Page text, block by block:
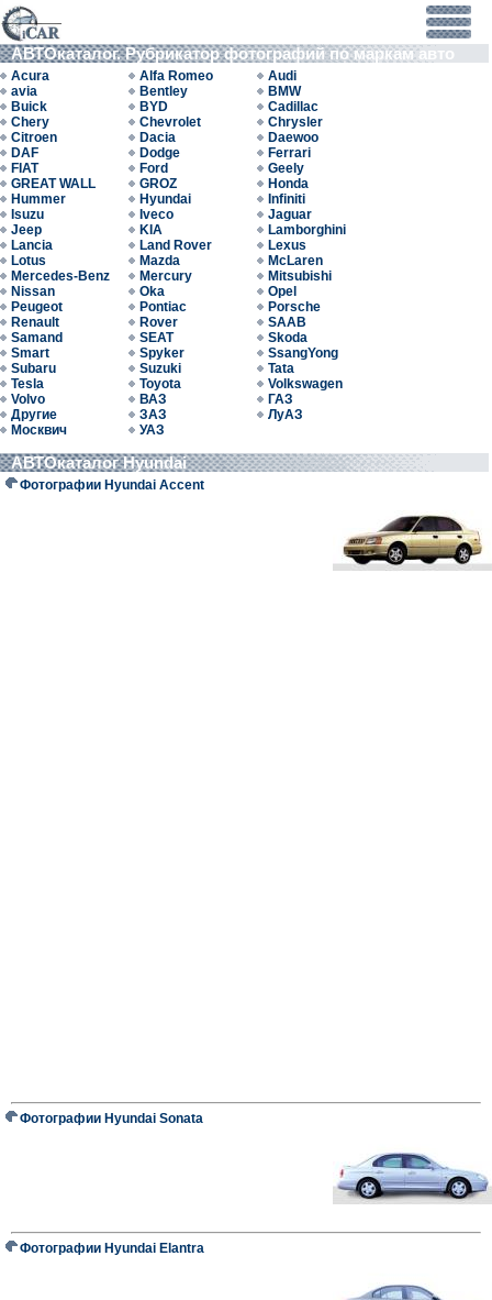
АВТОкаталог. Рубрикатор фотографий по маркам авто
Acura Alfa Romeo
Audi
avia
Bentley
BMW
Buick
BYD
Cadillac
Chery
Chevrolet
Chrysler
Citroen
Dacia
Daewoo
DAF
Dodge
Ferrari
FIAT
Ford
Geely
GREAT WALL
GROZ
Honda
Hummer
Hyundai
Infiniti
Isuzu
Iveco
Jaguar
Jeep
KIA
Lamborghini
Lancia
Land Rover
Lexus
Lotus
Mazda
McLaren
Mercedes-Benz
Mercury
Mitsubishi
Nissan
Oka
Opel
Peugeot
Pontiac
Porsche
Renault
Rover
SAAB
Samand
SEAT
Skoda
Smart
Spyker
SsangYong
Subaru
Suzuki
Tata
Tesla
Toyota
Volkswagen
Volvo
ВАЗ
ГАЗ
Другие
ЗАЗ
ЛуАЗ
Москвич
УАЗ
АВТОкаталог Hyundai
Фотографии Hyundai Accent
Фотографии Hyundai Sonata
Фотографии Hyundai Elantra